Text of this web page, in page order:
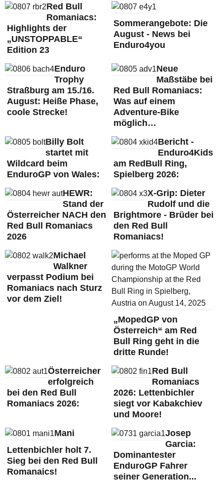
Red Bull
Romaniacs:
Highlights der
„UNSTOPPABLE“
Edition 23
Sommerangebote: Die
August - News bei
Enduro4you
Enduro
Trophy
Straßburg am 15./16.
August: Heiße Phase,
coole Strecke!
Neue
Maßstäbe bei
Red Bull Romaniacs:
Was auf einem
Adventure-Bike
möglich…
Billy Bolt
startet mit
Wildcard beim
EnduroGP von Wales:
Bericht -
Enduro4Kids
am RedBull Ring,
Spielberg 2026:
HEWR:
Stand der
Österreicher NACH den
Red Bull Romaniacs
2026
X-Grip: Dieter
Rudolf und die
Brightmore - Brüder bei
den Red Bull
Romaniacs!
Michael
Walkner
verpasst Podium bei
Romaniacs nach Sturz
vor dem Ziel!
„MopedGP von
Österreich“ am Red
Bull Ring geht in die
dritte Runde!
Österreicher
erfolgreich
bei den Red Bull
Romaniacs 2026:
Red Bull
Romaniacs
2026: Lettenbichler
siegt vor Kabakchiev
und Moore!
Mani
Lettenbichler holt 7.
Sieg bei den Red Bull
Romanaics!
Josep
Garcia:
Dominantester
EnduroGP Fahrer
seiner Generation...